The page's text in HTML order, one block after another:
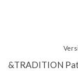
&TRADITION